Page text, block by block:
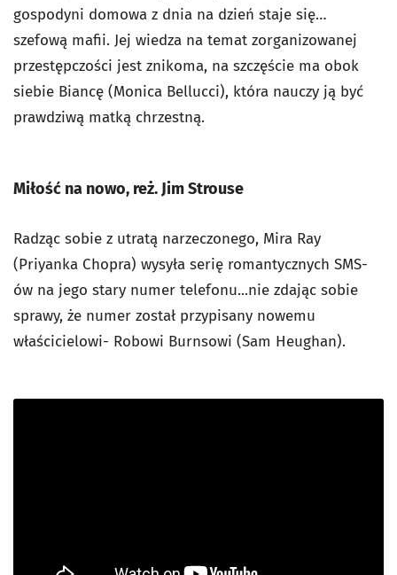
gospodyni domowa z dnia na dzień staje się…
szefową mafii. Jej wiedza na temat zorganizowanej
przestępczości jest znikoma, na szczęście ma obok
siebie Biancę (Monica Bellucci), która nauczy ją być
prawdziwą matką chrzestną.
Miłość na nowo, reż. Jim Strouse
Radząc sobie z utratą narzeczonego, Mira Ray
(Priyanka Chopra) wysyła serię romantycznych SMS-
ów na jego stary numer telefonu...nie zdając sobie
sprawy, że numer został przypisany nowemu
właścicielowi- Robowi Burnsowi (Sam Heughan).